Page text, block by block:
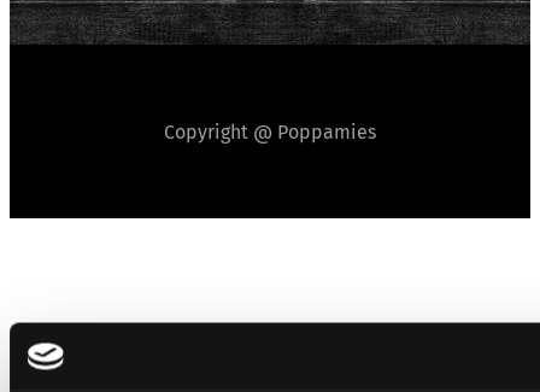
Copyright @ Poppamies